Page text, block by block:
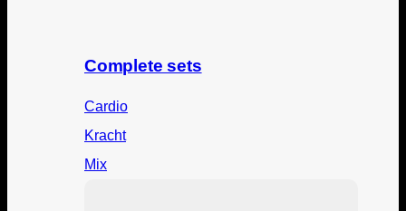
Complete sets
Cardio
Kracht
Mix